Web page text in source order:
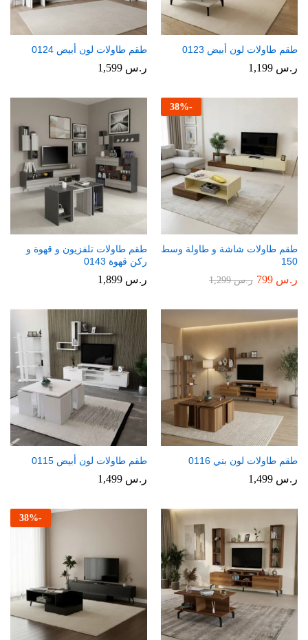
طقم طاولات لون أبيض 0123
ر.س
طقم طاولات لون أبيض 0124
ر.س
-
38%
طقم طاولات شاشة و طاولة وسط
150
ر.س ر.س1,299
طقم طاولات تلفزيون و قهوة و
ركن قهوة 0143
ر.س
طقم طاولات لون بني 0116
ر.س
طقم طاولات لون أبيض 0115
ر.س
-
38%